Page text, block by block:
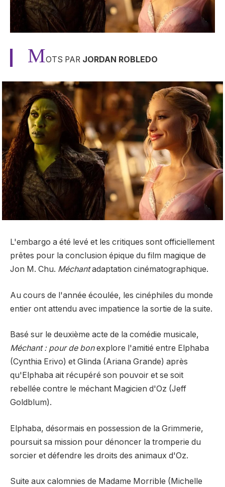
MOTS PAR JORDAN ROBLEDO
L'embargo a été levé et les critiques sont officiellement
prêtes pour la conclusion épique du film magique de
Jon M. Chu. Méchantadaptation cinématographique.
Au cours de l'année écoulée, les cinéphiles du monde
entier ont attendu avec impatience la sortie de la suite.
Basé sur le deuxième acte de la comédie musicale,
Méchant : pour de bonexplore l'amitié entre Elphaba
(Cynthia Erivo) et Glinda (Ariana Grande) après
qu'Elphaba ait récupéré son pouvoir et se soit
rebellée contre le méchant Magicien d'Oz (Jeff
Goldblum).
Elphaba, désormais en possession de la Grimmerie,
poursuit sa mission pour dénoncer la tromperie du
sorcier et défendre les droits des animaux d'Oz.
Suite aux calomnies de Madame Morrible (Michelle